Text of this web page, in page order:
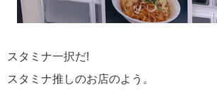
スタミナ一択だ!
スタミナ推しのお店のよう。